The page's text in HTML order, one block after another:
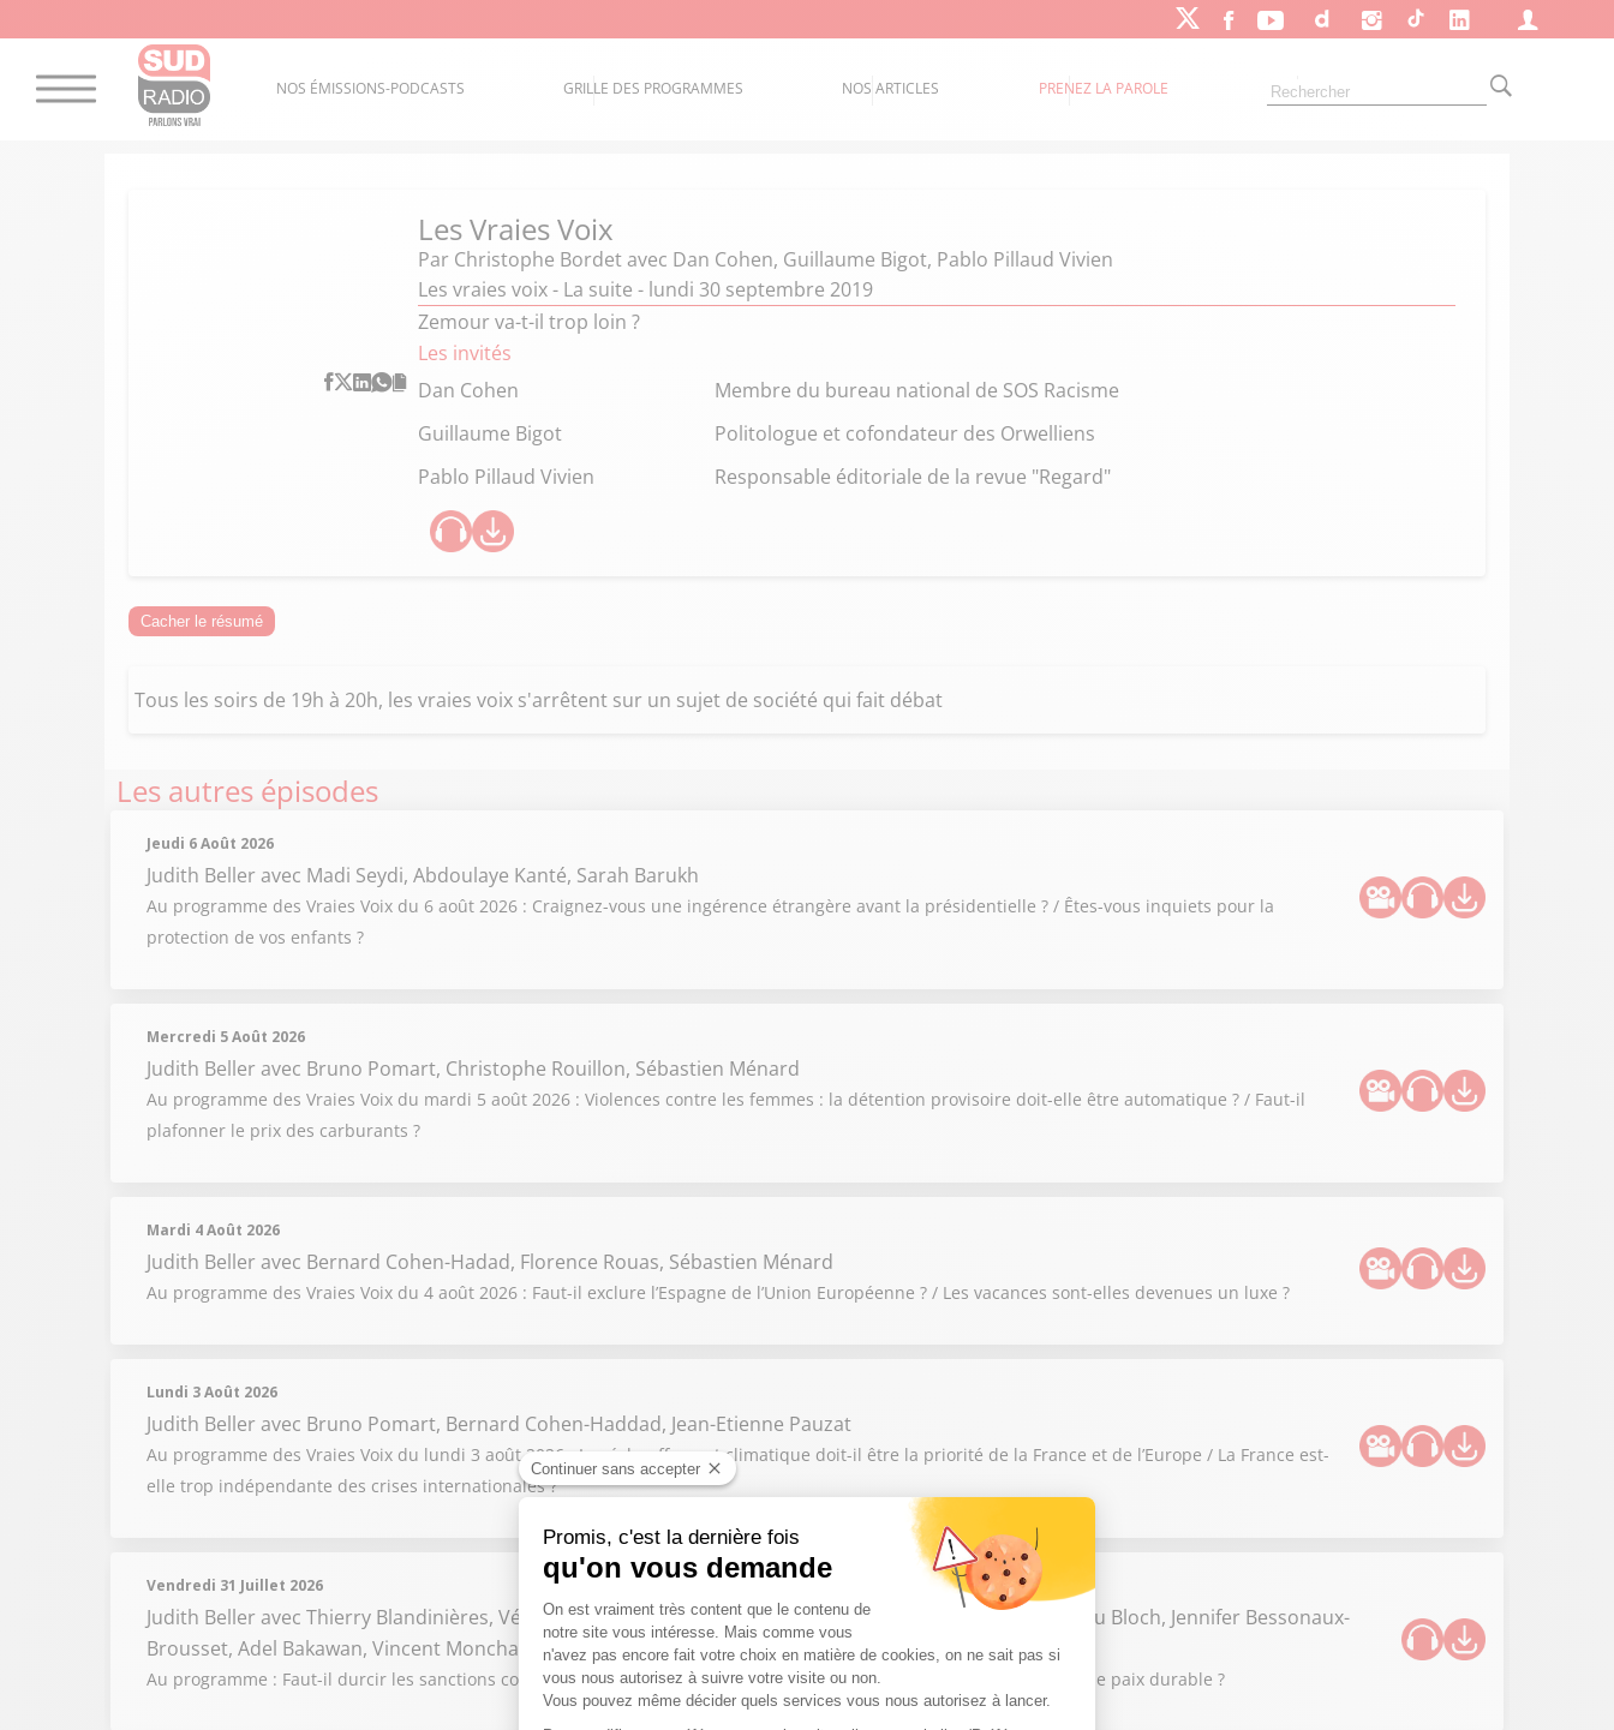
NOS ÉMISSIONS-PODCASTS GRILLE DES PROGRAMMES NOS ARTICLES PRENEZ LA PAROLE
Les Vraies Voix
Par Christophe Bordetavec Dan Cohen, Guillaume Bigot, Pablo Pillaud Vivien
Les vraies voix - La suite - lundi 30 septembre 2019
Zemour va-t-il trop loin ?
Les invités
Dan Cohen
Membre du bureau national de SOS Racisme
Guillaume Bigot
Politologue et cofondateur des Orwelliens
Pablo Pillaud Vivien
Responsable éditoriale de la revue "Regard"
Cacher le résumé
Tous les soirs de 19h à 20h, les vraies voix s'arrêtent sur un sujet de société qui fait débat
Les autres épisodes
Jeudi 6 Août 2026
Judith Beller avec Madi Seydi, Abdoulaye Kanté, Sarah Barukh
Au programme des Vraies Voix du 6 août 2026 : Craignez-vous une ingérence étrangère avant la présidentielle ? / Êtes-vous inquiets pour la
protection de vos enfants ?
Mercredi 5 Août 2026
Judith Beller avec Bruno Pomart, Christophe Rouillon, Sébastien Ménard
Au programme des Vraies Voix du mardi 5 août 2026 : Violences contre les femmes : la détention provisoire doit-elle être automatique ? / Faut-il
plafonner le prix des carburants ?
Mardi 4 Août 2026
Judith Beller avec Bernard Cohen-Hadad, Florence Rouas, Sébastien Ménard
Au programme des Vraies Voix du 4 août 2026 : Faut-il exclure l’Espagne de l’Union Européenne ? / Les vacances sont-elles devenues un luxe ?
Lundi 3 Août 2026
Judith Beller avec Bruno Pomart, Bernard Cohen-Haddad, Jean-Etienne Pauzat
Au programme des Vraies Voix du lundi 3 août 2026 : Le réchauffement climatique doit-il être la priorité de la France et de l’Europe / La France est-
elle trop indépendante des crises internationales ?
Vendredi 31 Juillet 2026
Judith Beller avec Thierry Blandinières, Véronique Langlais, Mickaël Szerman, Nathalie Le Yondre, Matthieu Bloch, Jennifer Bessonaux-
Brousset, Adel Bakawan, Vincent Monchany, Thibaud Rey
Au programme : Faut-il durcir les sanctions contre les incendiaires ? / Trump : Accord historique au Moyen-Orient, une paix durable ?